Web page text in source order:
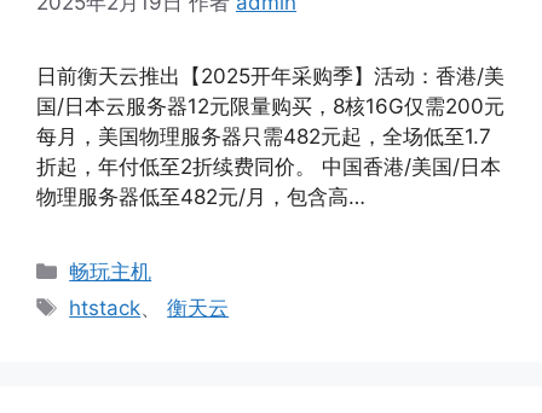
日前衡天云推出【2025开年采购季】活动：香港/美
国/日本云服务器12元限量购买，8核16G仅需200元
每月，美国物理服务器只需482元起，全场低至1.7
折起，年付低至2折续费同价。 中国香港/美国/日本
物理服务器低至482元/月，包含高…
分
类
畅玩主机
标
htstack、衡天云